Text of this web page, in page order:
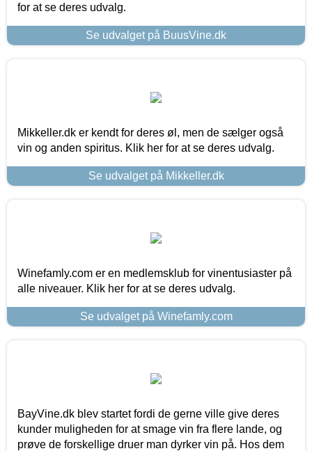
for at se deres udvalg.
Se udvalget på BuusVine.dk
Mikkeller.dk er kendt for deres øl, men de sælger også
vin og anden spiritus. Klik her for at se deres udvalg.
Se udvalget på Mikkeller.dk
Winefamly.com er en medlemsklub for vinentusiaster på
alle niveauer. Klik her for at se deres udvalg.
Se udvalget på Winefamly.com
BayVine.dk blev startet fordi de gerne ville give deres
kunder muligheden for at smage vin fra flere lande, og
prøve de forskellige druer man dyrker vin på. Hos dem